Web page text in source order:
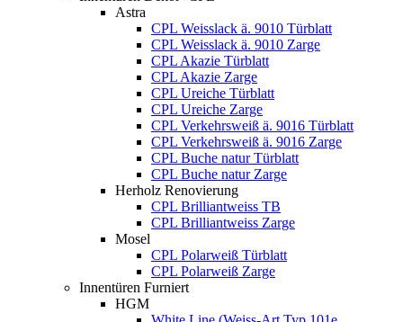
Astra
CPL Weisslack ä. 9010 Türblatt
CPL Weisslack ä. 9010 Zarge
CPL Akazie Türblatt
CPL Akazie Zarge
CPL Ureiche Türblatt
CPL Ureiche Zarge
CPL Verkehrsweiß ä. 9016 Türblatt
CPL Verkehrsweiß ä. 9016 Zarge
CPL Buche natur Türblatt
CPL Buche natur Zarge
Herholz Renovierung
CPL Brilliantweiss TB
CPL Brilliantweiss Zarge
Mosel
CPL Polarweiß Türblatt
CPL Polarweiß Zarge
Innentüren Furniert
HGM